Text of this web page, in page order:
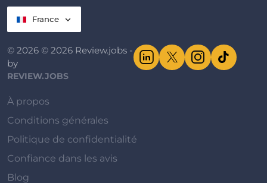
France
© 2026 © 2026 Review.jobs -
by
REVIEW.JOBS
À propos
Conditions générales
Politique de confidentialité
Confiance dans les avis
Blog